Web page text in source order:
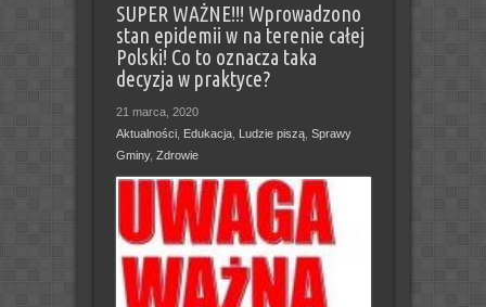
SUPER WAŻNE!!! Wprowadzono
stan epidemii w na terenie całej
Polski! Co to oznacza taka
decyzja w praktyce?
21 marca, 2020
Aktualności, Edukacja, Ludzie piszą, Sprawy
Gminy, Zdrowie